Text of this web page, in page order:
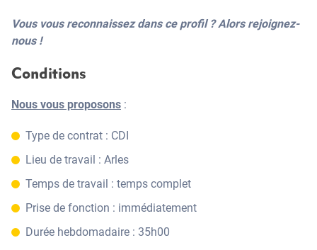
Vous vous reconnaissez dans ce profil ? Alors rejoignez-
nous !
Conditions
Nous vous proposons :
Type de contrat : CDI
Lieu de travail : Arles
Temps de travail : temps complet
Prise de fonction : immédiatement
Durée hebdomadaire : 35h00